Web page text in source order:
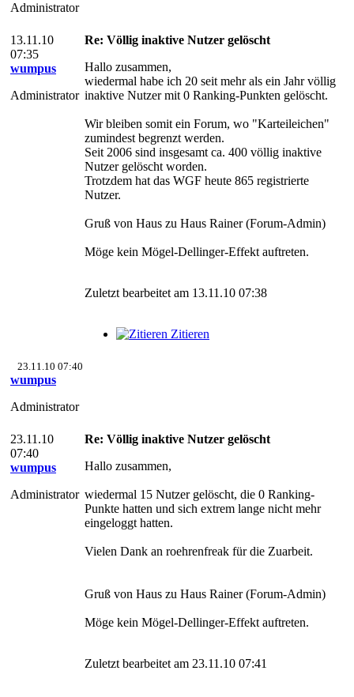
Administrator
13.11.10
07:35
wumpus
Administrator
Re: Völlig inaktive Nutzer gelöscht
Hallo zusammen,
wiedermal habe ich 20 seit mehr als ein Jahr völlig
inaktive Nutzer mit 0 Ranking-Punkten gelöscht.
Wir bleiben somit ein Forum, wo "Karteileichen"
zumindest begrenzt werden.
Seit 2006 sind insgesamt ca. 400 völlig inaktive
Nutzer gelöscht worden.
Trotzdem hat das WGF heute 865 registrierte
Nutzer.
Gruß von Haus zu Haus Rainer (Forum-Admin)
Möge kein Mögel-Dellinger-Effekt auftreten.
Zuletzt bearbeitet am 13.11.10 07:38
Zitieren
23.11.10 07:40
wumpus
Administrator
23.11.10
07:40
wumpus
Administrator
Re: Völlig inaktive Nutzer gelöscht
Hallo zusammen,
wiedermal 15 Nutzer gelöscht, die 0 Ranking-
Punkte hatten und sich extrem lange nicht mehr
eingeloggt hatten.
Vielen Dank an roehrenfreak für die Zuarbeit.
Gruß von Haus zu Haus Rainer (Forum-Admin)
Möge kein Mögel-Dellinger-Effekt auftreten.
Zuletzt bearbeitet am 23.11.10 07:41